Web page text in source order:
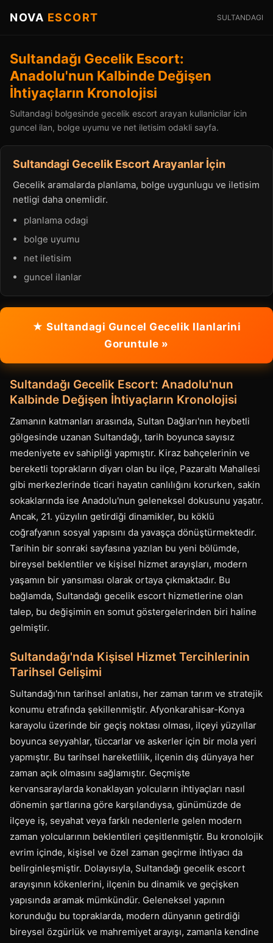
NOVA ESCORT SULTANDAGI
Sultandağı Gecelik Escort:
Anadolu'nun Kalbinde Değişen
İhtiyaçların Kronolojisi
Sultandagi bolgesinde gecelik escort arayan kullanicilar icin
guncel ilan, bolge uyumu ve net iletisim odakli sayfa.
Sultandagi Gecelik Escort Arayanlar İçin
Gecelik aramalarda planlama, bolge uygunlugu ve iletisim
netligi daha onemlidir.
planlama odagi
bolge uyumu
net iletisim
guncel ilanlar
★ Sultandagi Guncel Gecelik Ilanlarini
Goruntule »
Sultandağı Gecelik Escort: Anadolu'nun
Kalbinde Değişen İhtiyaçların Kronolojisi
Zamanın katmanları arasında, Sultan Dağları'nın heybetli
gölgesinde uzanan Sultandağı, tarih boyunca sayısız
medeniyete ev sahipliği yapmıştır. Kiraz bahçelerinin ve
bereketli toprakların diyarı olan bu ilçe, Pazaraltı Mahallesi
gibi merkezlerinde ticari hayatın canlılığını korurken, sakin
sokaklarında ise Anadolu'nun geleneksel dokusunu yaşatır.
Ancak, 21. yüzyılın getirdiği dinamikler, bu köklü
coğrafyanın sosyal yapısını da yavaşça dönüştürmektedir.
Tarihin bir sonraki sayfasına yazılan bu yeni bölümde,
bireysel beklentiler ve kişisel hizmet arayışları, modern
yaşamın bir yansıması olarak ortaya çıkmaktadır. Bu
bağlamda, Sultandağı gecelik escort hizmetlerine olan
talep, bu değişimin en somut göstergelerinden biri haline
gelmiştir.
Sultandağı'nda Kişisel Hizmet Tercihlerinin
Tarihsel Gelişimi
Sultandağı'nın tarihsel anlatısı, her zaman tarım ve stratejik
konumu etrafında şekillenmiştir. Afyonkarahisar-Konya
karayolu üzerinde bir geçiş noktası olması, ilçeyi yüzyıllar
boyunca seyyahlar, tüccarlar ve askerler için bir mola yeri
yapmıştır. Bu tarihsel hareketlilik, ilçenin dış dünyaya her
zaman açık olmasını sağlamıştır. Geçmişte
kervansaraylarda konaklayan yolcuların ihtiyaçları nasıl
dönemin şartlarına göre karşılandıysa, günümüzde de
ilçeye iş, seyahat veya farklı nedenlerle gelen modern
zaman yolcularının beklentileri çeşitlenmiştir. Bu kronolojik
evrim içinde, kişisel ve özel zaman geçirme ihtiyacı da
belirginleşmiştir. Dolayısıyla, Sultandağı gecelik escort
arayışının kökenlerini, ilçenin bu dinamik ve geçişken
yapısında aramak mümkündür. Geleneksel yapının
korunduğu bu topraklarda, modern dünyanın getirdiği
bireysel özgürlük ve mahremiyet arayışı, zamanla kendine